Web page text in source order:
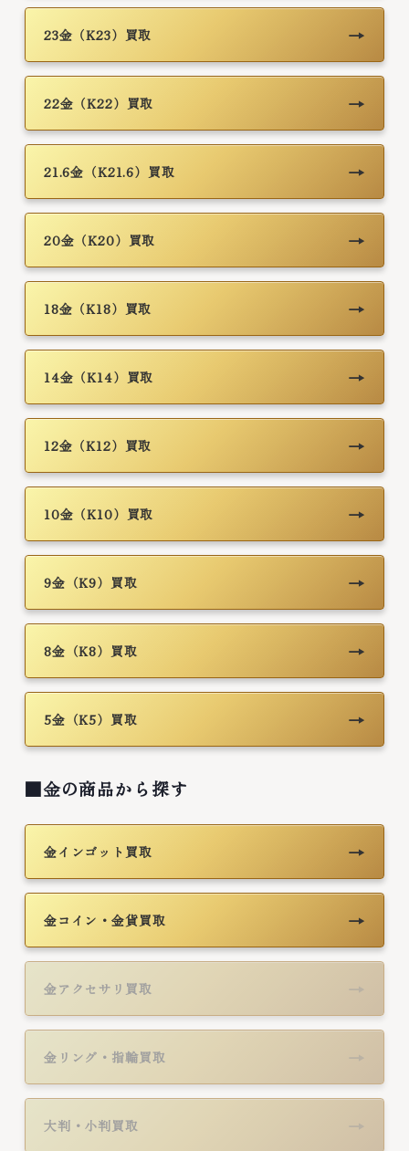
23金（K23）買取 →
22金（K22）買取 →
21.6金（K21.6）買取 →
20金（K20）買取 →
18金（K18）買取 →
14金（K14）買取 →
12金（K12）買取 →
10金（K10）買取 →
9金（K9）買取 →
8金（K8）買取 →
5金（K5）買取 →
■金の商品から探す
金インゴット買取 →
金コイン・金貨買取 →
金アクセサリ買取 →
金リング・指輪買取 →
大判・小判買取 →